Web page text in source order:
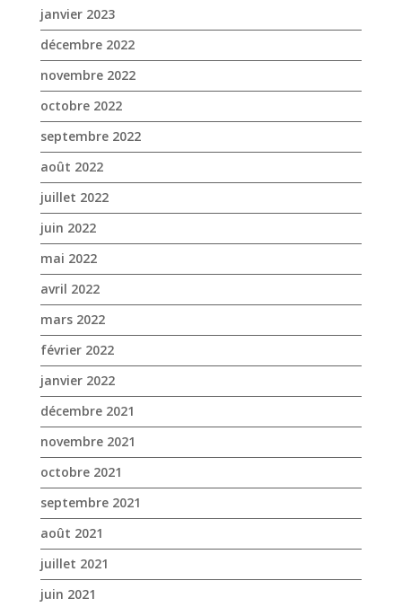
janvier 2023
décembre 2022
novembre 2022
octobre 2022
septembre 2022
août 2022
juillet 2022
juin 2022
mai 2022
avril 2022
mars 2022
février 2022
janvier 2022
décembre 2021
novembre 2021
octobre 2021
septembre 2021
août 2021
juillet 2021
juin 2021